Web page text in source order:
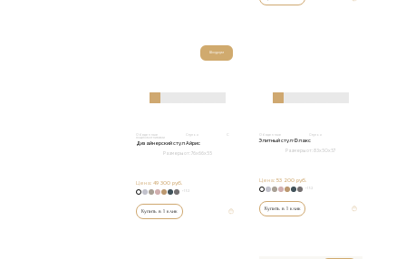
Шоурум
Обеденные Стулья
подлокотниками
Дизайнерский стул Айрис
Размеры от: 76х66х55
Цена: 49 300 руб.
+152
Купить в 1 клик
Обеденные Стулья
Элитный стул Флакс
Размеры от: 83х50х57
Цена:53 200 руб.
+152
Купить в 1 клик